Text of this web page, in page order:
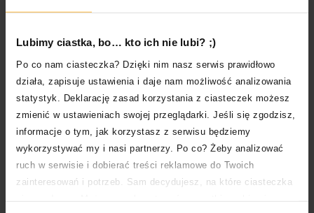
Lubimy ciastka, bo… kto ich nie lubi? ;)
Po co nam ciasteczka? Dzięki nim nasz serwis prawidłowo
działa, zapisuje ustawienia i daje nam możliwość analizowania
statystyk. Deklarację zasad korzystania z ciasteczek możesz
zmienić w ustawieniach swojej przeglądarki. Jeśli się zgodzisz,
informacje o tym, jak korzystasz z serwisu będziemy
wykorzystywać my i nasi partnerzy. Po co? Żeby analizować
ruch w serwisie i dobierać treści reklamowe do Twoich
zainteresowań i potrzeb. Sam decydujesz, na które ciasteczka
LIFESTYLE
JAK OSZCZĘDZAĆ PIENIĄDZE I ZARZĄDZAĆ BUDŻETEM
DOMOWYM?
ZAROBKACH? GDZIE LOKOWAĆ OSZCZĘDNOŚCI?